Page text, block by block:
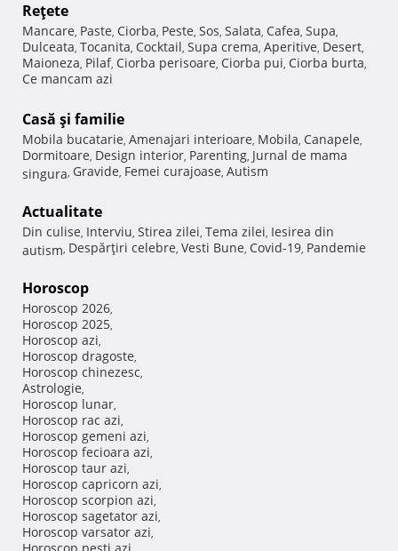
Reţete
Mancare, Paste, Ciorba, Peste, Sos, Salata, Cafea, Supa,
Dulceata, Tocanita, Cocktail, Supa crema, Aperitive, Desert,
Maioneza, Pilaf, Ciorba perisoare, Ciorba pui, Ciorba burta,
Ce mancam azi
Casă şi familie
Mobila bucatarie, Amenajari interioare, Mobila, Canapele,
Dormitoare, Design interior, Parenting, Jurnal de mama
singura, Gravide, Femei curajoase, Autism
Actualitate
Din culise, Interviu, Stirea zilei, Tema zilei, Iesirea din
autism, Despărţiri celebre, Vesti Bune, Covid-19, Pandemie
Horoscop
Horoscop 2026,
Horoscop 2025,
Horoscop azi,
Horoscop dragoste,
Horoscop chinezesc,
Astrologie,
Horoscop lunar,
Horoscop rac azi,
Horoscop gemeni azi,
Horoscop fecioara azi,
Horoscop taur azi,
Horoscop capricorn azi,
Horoscop scorpion azi,
Horoscop sagetator azi,
Horoscop varsator azi,